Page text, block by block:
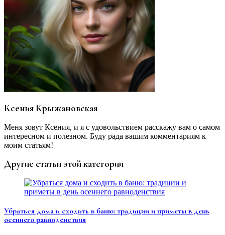
Ксения Крыжановская
Меня зовут Ксения, и я с удовольствием расскажу вам о самом
интересном и полезном. Буду рада вашим комментариям к
моим статьям!
Другие статьи этой категории
Убраться дома и сходить в баню: традиции и приметы в день
осеннего равноденствия